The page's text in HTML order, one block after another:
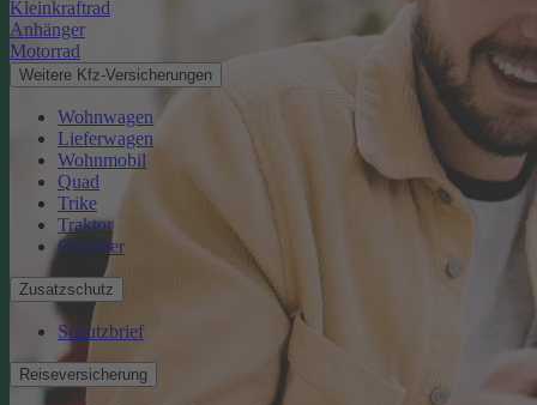
Kleinkraftrad
Anhänger
Motorrad
Weitere Kfz-Versicherungen
Wohnwagen
Lieferwagen
Wohnmobil
Quad
Trike
Traktor
Oldtimer
Zusatzschutz
Schutzbrief
Reiseversicherung